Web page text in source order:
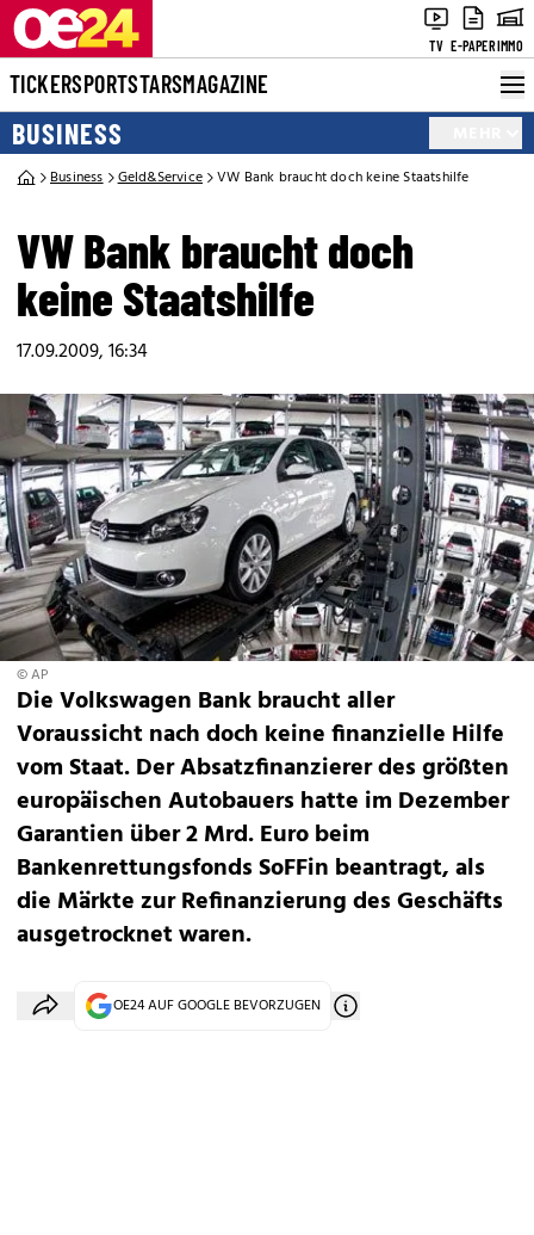
TV E-PAPERIMMO
TICKERSPORTSTARSMAGAZINE
BUSINESS
Business Geld&Service VW Bank braucht doch keine Staatshilfe
VW Bank braucht doch
keine Staatshilfe
17.09.2009, 16:34
© AP
Die Volkswagen Bank braucht aller
Voraussicht nach doch keine finanzielle Hilfe
vom Staat. Der Absatzfinanzierer des größten
europäischen Autobauers hatte im Dezember
Garantien über 2 Mrd. Euro beim
Bankenrettungsfonds SoFFin beantragt, als
die Märkte zur Refinanzierung des Geschäfts
ausgetrocknet waren.
OE24 AUF GOOGLE BEVORZUGEN